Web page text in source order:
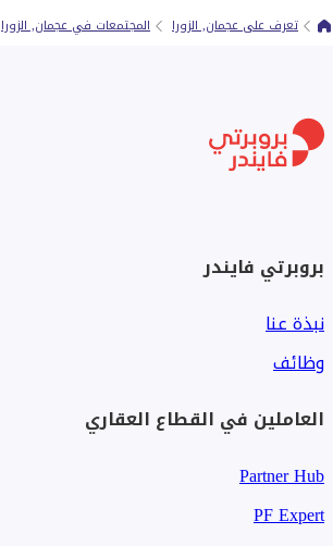
تعرف على عجمان, الزورا المجتمعات في عجمان, الزورا
بروبرتي فايندر
نبذة عنا
وظائف
العاملين في القطاع العقاري
Partner Hub
PF Expert